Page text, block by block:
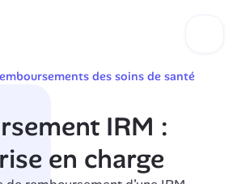
des soins de santé
IRM :
en charge